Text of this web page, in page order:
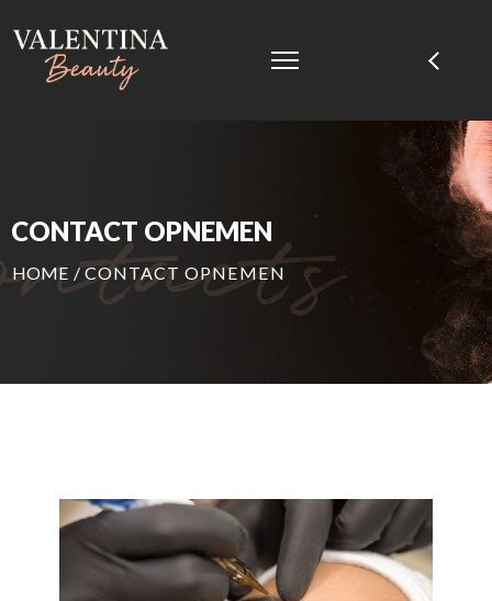
CONTACT OPNEMEN
HOME /CONTACT OPNEMEN